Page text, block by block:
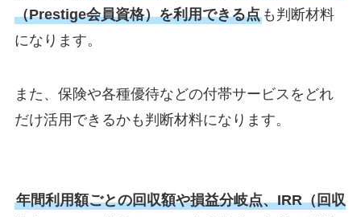
（Prestige会員資格）を利用できる点も判断材料
になります。
また、保険や各種優待などの付帯サービスをどれ
だけ活用できるかも判断材料になります。
年間利用額ごとの回収額や損益分岐点、IRR（回収